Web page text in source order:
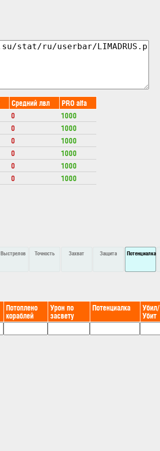
Средний лвл
PRO alfa
0
1000
0
1000
0
1000
0
1000
0
1000
0
1000
Выстрелов Точность Захват Защита Потенциалка
Потоплено
кораблей
Урон по
засвету
Потенциалка Убил/
Убит